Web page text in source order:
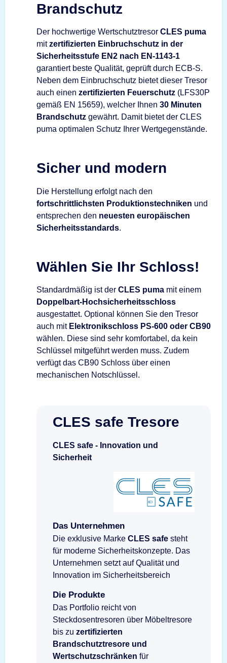
Brandschutz
Der hochwertige Wertschutztresor CLES puma
mitzertifizierten Einbruchschutz in der
Sicherheitsstufe EN2 nach EN-1143-1
garantiert beste Qualität, geprüft durch ECB-S.
Neben dem Einbruchschutz bietet dieser Tresor
auch einen zertifizierten Feuerschutz (LFS30P
gemäß EN 15659), welcher Ihnen 30 Minuten
Brandschutz gewährt. Damit bietet der CLES
puma optimalen Schutz Ihrer Wertgegenstände.
Sicher und modern
Die Herstellung erfolgt nach den
fortschrittlichsten Produktionstechniken und
entsprechen den neuesten europäischen
Sicherheitsstandards.
Wählen Sie Ihr Schloss!
Standardmäßig ist der CLES puma mit einem
Doppelbart-Hochsicherheitsschloss
ausgestattet. Optional können Sie den Tresor
auch mit Elektronikschloss PS-600 oder CB90
wählen. Diese sind sehr komfortabel, da kein
Schlüssel mitgeführt werden muss. Zudem
verfügt das CB90 Schloss über einen
mechanischen Notschlüssel.
CLES safe Tresore
CLES safe - Innovation und
Sicherheit
Das Unternehmen
Die exklusive Marke CLES safe steht
für moderne Sicherheitskonzepte. Das
Unternehmen setzt auf Qualität und
Innovation im Sicherheitsbereich
Die Produkte
Das Portfolio reicht von
Steckdosentresoren über Möbeltresore
bis zu zertifizierten
Brandschutztresore und
Wertschutzschränken für